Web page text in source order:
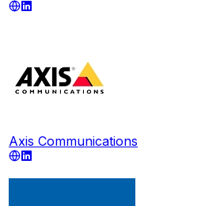
Axis Communications